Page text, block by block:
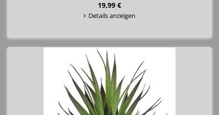
19,99 €
Details anzeigen